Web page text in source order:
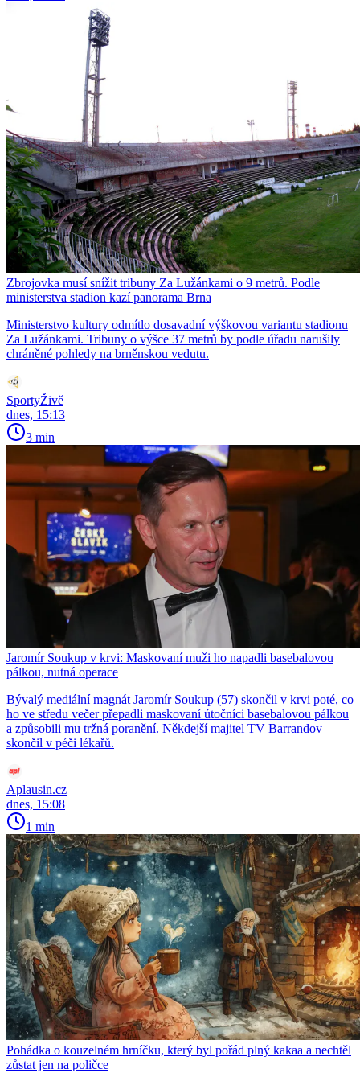
Zbrojovka musí snížit tribuny Za Lužánkami o 9 metrů. Podle
ministerstva stadion kazí panorama Brna
Ministerstvo kultury odmítlo dosavadní výškovou variantu stadionu
Za Lužánkami. Tribuny o výšce 37 metrů by podle úřadu narušily
chráněné pohledy na brněnskou vedutu.
SportyŽivě
dnes, 15:13
3 min
Jaromír Soukup v krvi: Maskovaní muži ho napadli basebalovou
pálkou, nutná operace
Bývalý mediální magnát Jaromír Soukup (57) skončil v krvi poté, co
ho ve středu večer přepadli maskovaní útočníci basebalovou pálkou
a způsobili mu tržná poranění. Někdejší majitel TV Barrandov
skončil v péči lékařů.
Aplausin.cz
dnes, 15:08
1 min
Pohádka o kouzelném hrníčku, který byl pořád plný kakaa a nechtěl
zůstat jen na poličce